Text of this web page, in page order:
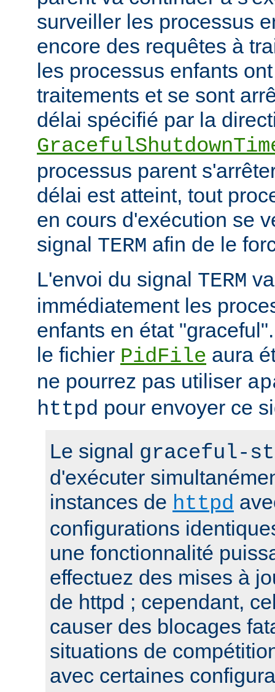
surveiller les processus
encore des requêtes à
les processus enfants
traitements et se sont
délai spécifié par la
processus parent
délai est atteint, tout
en cours d'exécution se
signal TERM afin de le
L'envoi du signal TERM
immédiatement les
enfants en état
le fichier PidFile aura
ne pourrez pas utiliser
httpd pour envoyer ce
Le signal graceful-
d'exécuter
instances de httpd
configurations
une fonctionnalité
effectuez des mises à
de httpd ; cependant,
causer des blocages
situations de
avec certaines